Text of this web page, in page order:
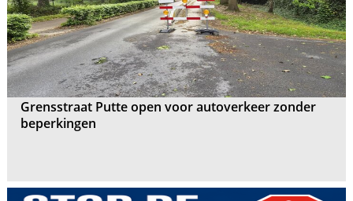
Grensstraat Putte open voor autoverkeer zonder
beperkingen